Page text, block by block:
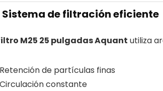
Sistema de filtración eficiente
M25 25 pulgadas Aquant utiliza
Retención de partículas finas
Circulación constante